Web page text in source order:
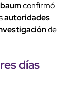
confirmó
autoridades
de
días